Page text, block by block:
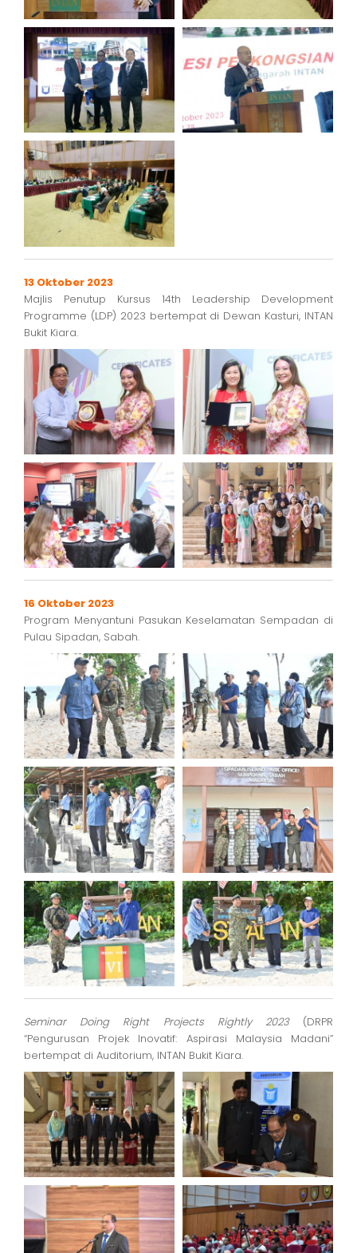
13 Oktober 2023
Majlis Penutup Kursus 14th Leadership Development
Programme (LDP) 2023 bertempat di Dewan Kasturi, INTAN
Bukit Kiara.
16 Oktober 2023
Program Menyantuni Pasukan Keselamatan Sempadan di
Pulau Sipadan, Sabah.
Seminar Doing Right Projects Rightly 2023(DRPR
“Pengurusan Projek Inovatif: Aspirasi Malaysia Madani”
bertempat di Auditorium, INTAN Bukit Kiara.